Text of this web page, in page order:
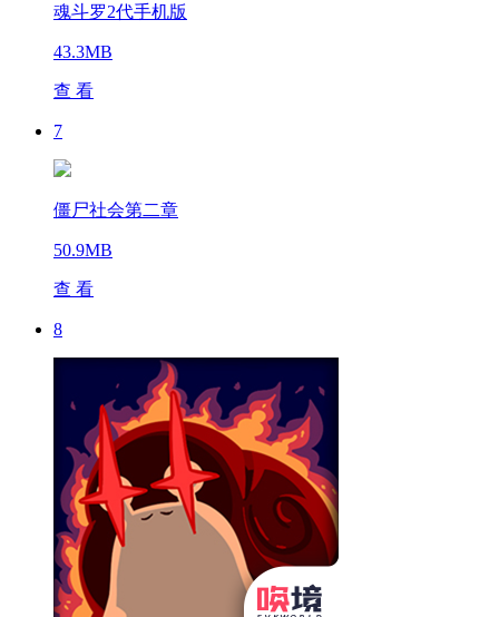
魂斗罗2代手机版
43.3MB
查 看
7
僵尸社会第二章
50.9MB
查 看
8